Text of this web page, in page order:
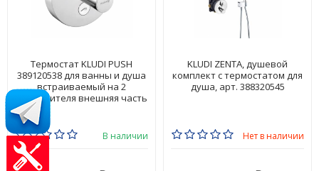
Термостат KLUDI PUSH
389120538 для ванны и душа
встраиваемый на 2
потребителя внешняя часть
В наличии
KLUDI ZENTA, душевой
комплект с термостатом для
душа, арт. 388320545
Нет в наличии